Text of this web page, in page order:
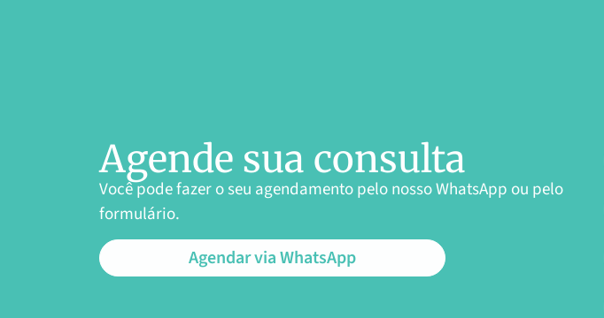
Agende sua consulta
Você pode fazer o seu agendamento pelo nosso WhatsApp ou pelo
formulário.
Agendar via WhatsApp